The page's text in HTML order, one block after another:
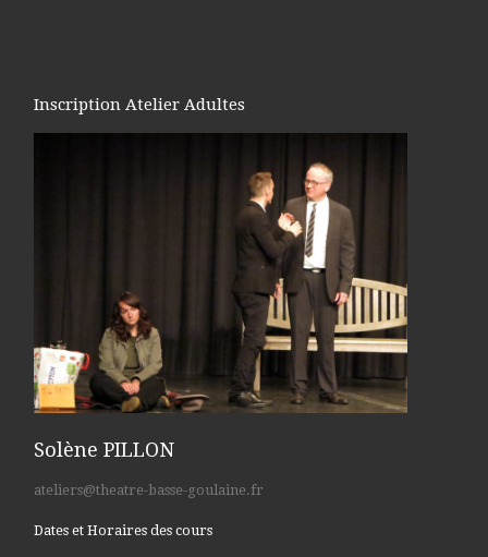
Inscription Atelier Adultes
Solène PILLON
ateliers@theatre-basse-goulaine.fr
Dates et Horaires des cours